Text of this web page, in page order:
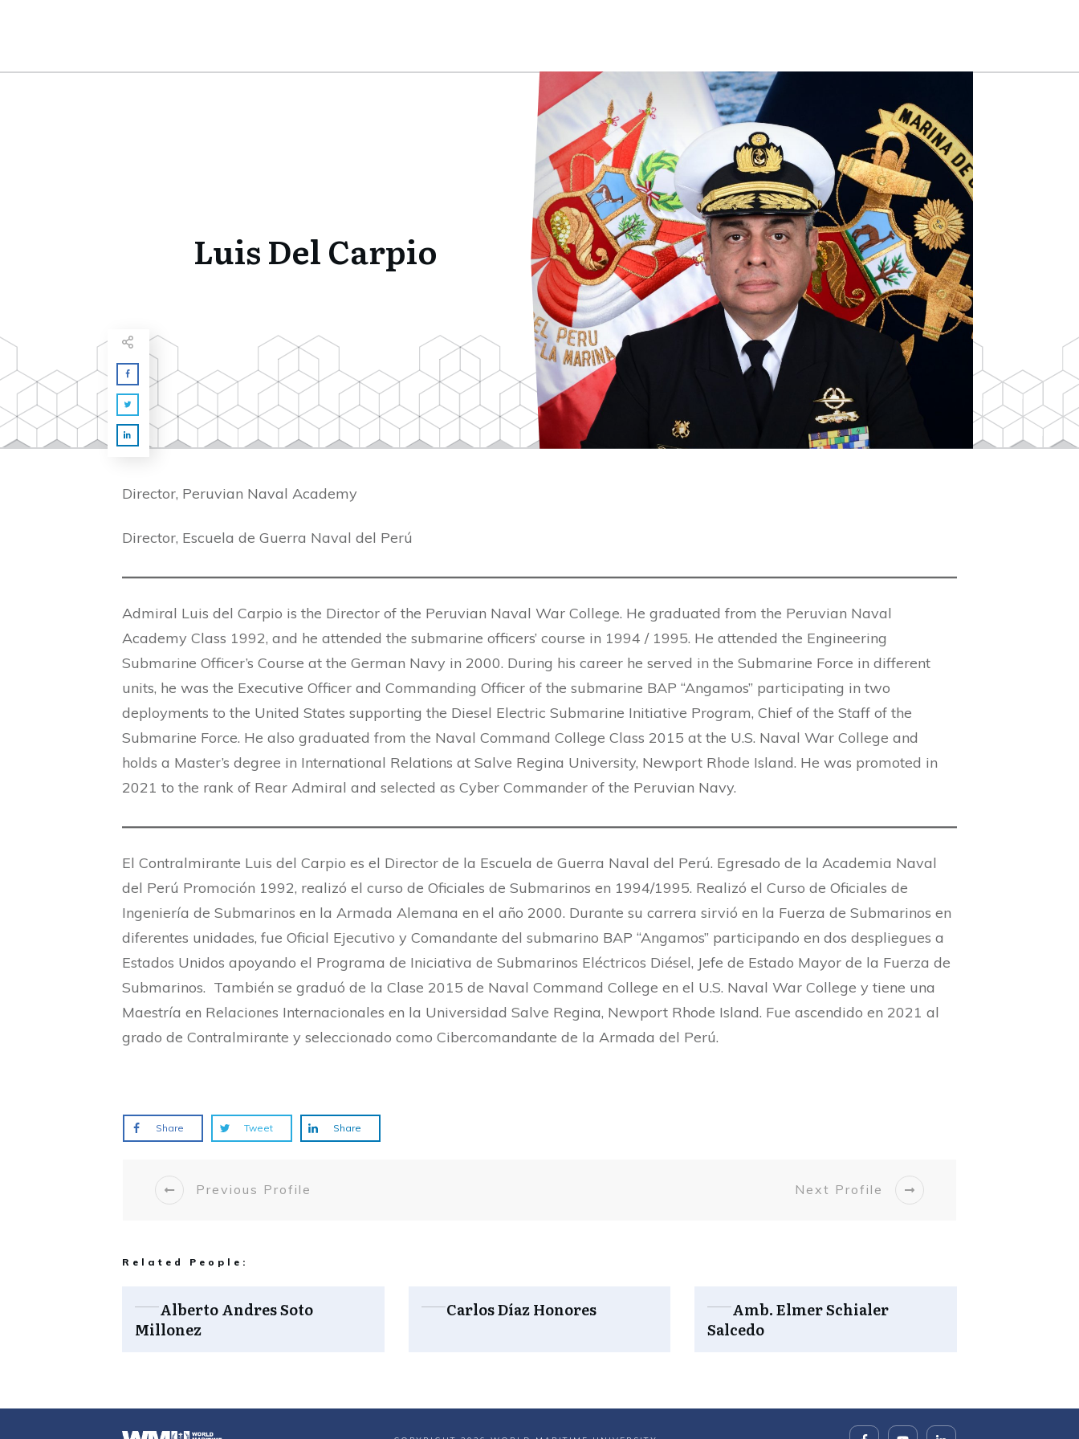
Luis Del Carpio
Director, Peruvian Naval Academy
Director, Escuela de Guerra Naval del Perú
Admiral Luis del Carpio is the Director of the Peruvian Naval War College. He graduated from the Peruvian Naval
Academy Class 1992, and he attended the submarine officers’ course in 1994 / 1995. He attended the Engineering
Submarine Officer’s Course at the German Navy in 2000. During his career he served in the Submarine Force in different
units, he was the Executive Officer and Commanding Officer of the submarine BAP “Angamos” participating in two
deployments to the United States supporting the Diesel Electric Submarine Initiative Program, Chief of the Staff of the
Submarine Force. He also graduated from the Naval Command College Class 2015 at the U.S. Naval War College and
holds a Master’s degree in International Relations at Salve Regina University, Newport Rhode Island. He was promoted in
2021 to the rank of Rear Admiral and selected as Cyber Commander of the Peruvian Navy.
El Contralmirante Luis del Carpio es el Director de la Escuela de Guerra Naval del Perú. Egresado de la Academia Naval
del Perú Promoción 1992, realizó el curso de Oficiales de Submarinos en 1994/1995. Realizó el Curso de Oficiales de
Ingeniería de Submarinos en la Armada Alemana en el año 2000. Durante su carrera sirvió en la Fuerza de Submarinos en
diferentes unidades, fue Oficial Ejecutivo y Comandante del submarino BAP “Angamos” participando en dos despliegues a
Estados Unidos apoyando el Programa de Iniciativa de Submarinos Eléctricos Diésel, Jefe de Estado Mayor de la Fuerza de
Submarinos. También se graduó de la Clase 2015 de Naval Command College en el U.S. Naval War College y tiene una
Maestría en Relaciones Internacionales en la Universidad Salve Regina, Newport Rhode Island. Fue ascendido en 2021 al
grado de Contralmirante y seleccionado como Cibercomandante de la Armada del Perú.
Share Tweet Share
Previous Profile Next Profile
Related People:
Alberto Andres Soto
Millonez
Carlos Díaz Honores
Amb. Elmer Schialer
Salcedo